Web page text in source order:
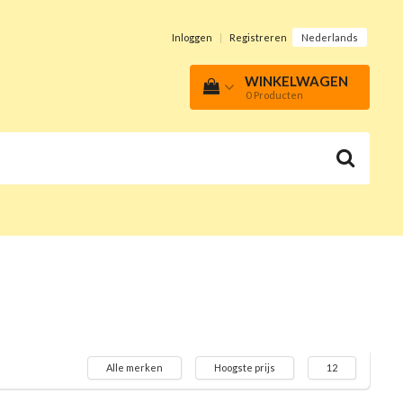
Inloggen | Registreren Nederlands
WINKELWAGEN
0 Producten
Alle merken Hoogste prijs 12